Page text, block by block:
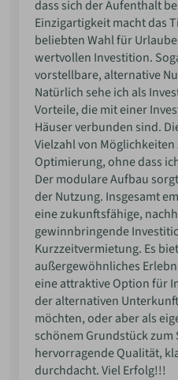
dass sich der Aufenthalt
Einzigartigkeit macht das
beliebten Wahl für
wertvollen Investition.
vorstellbare, alternative
Natürlich sehe ich als
Vorteile, die mit einer
Häuser verbunden sind.
Vielzahl von
Optimierung, ohne dass
Der modulare Aufbau
der Nutzung. Insgesamt
eine zukunftsfähige,
gewinnbringende
Kurzzeitvermietung. Es
außergewöhnliches
eine attraktive Option für
der alternativen
möchten, oder aber als
schönem Grundstück zum
hervorragende Qualität,
durchdacht. Viel Erfolg!!!